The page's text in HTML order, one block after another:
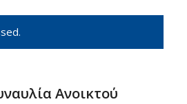
Ανοικτού